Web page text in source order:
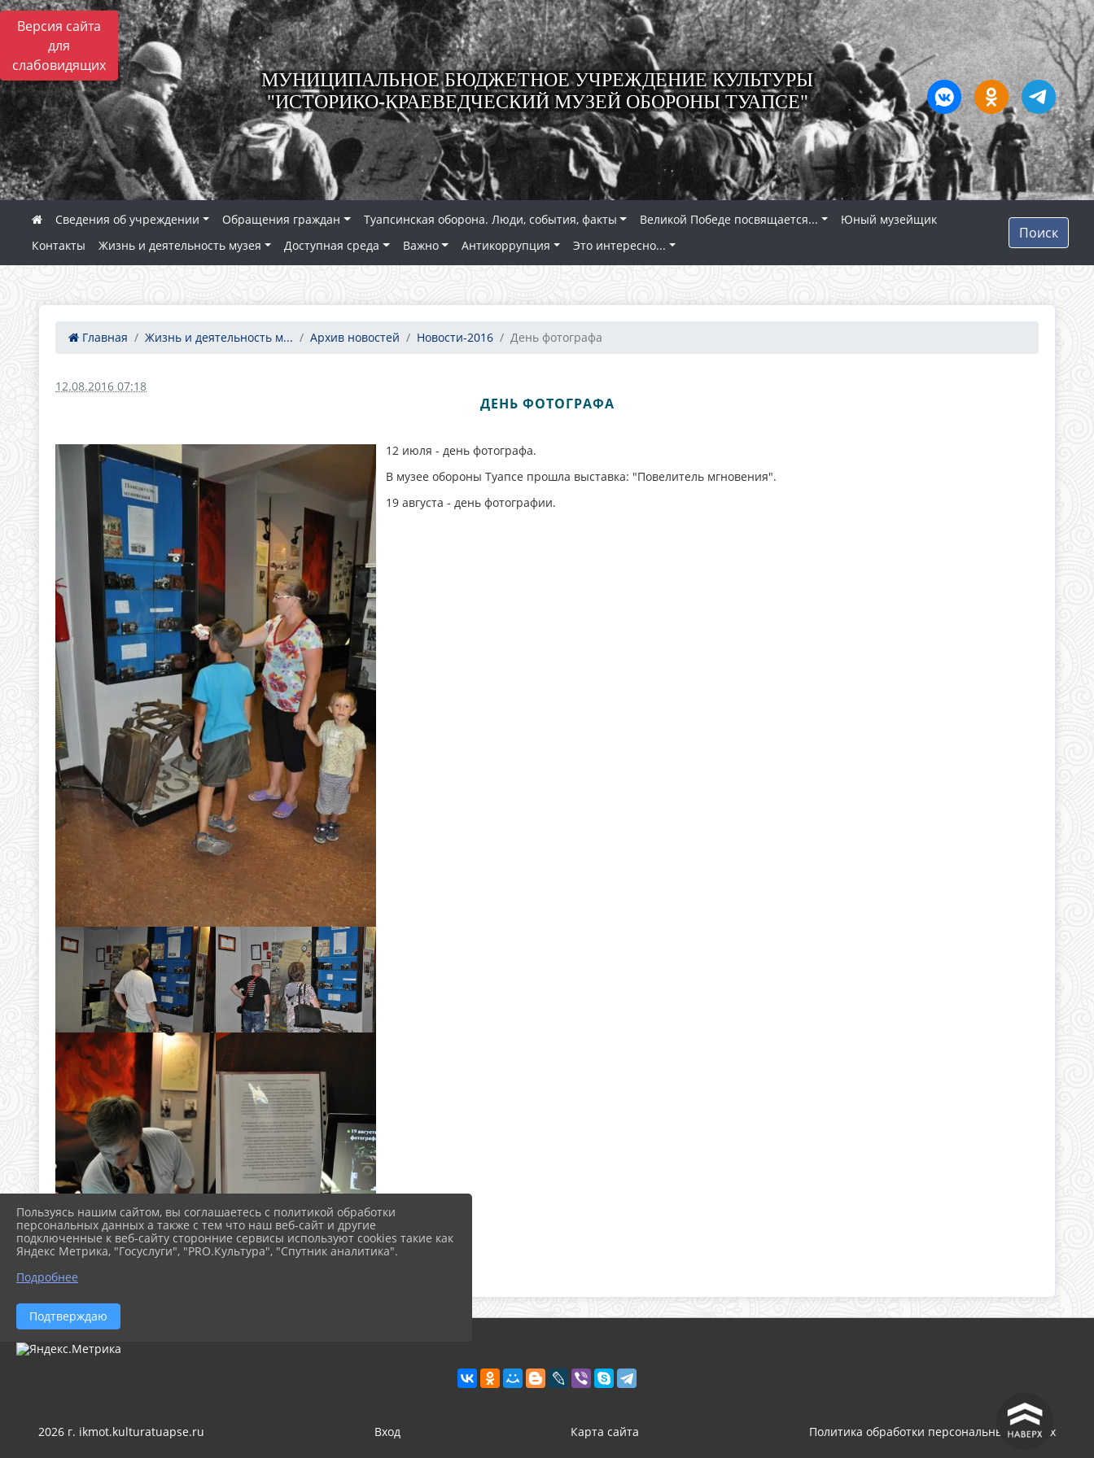
Версия сайта
для
слабовидящих
МУНИЦИПАЛЬНОЕ БЮДЖЕТНОЕ УЧРЕЖДЕНИЕ КУЛЬТУРЫ
"ИСТОРИКО-КРАЕВЕДЧЕСКИЙ МУЗЕЙ ОБОРОНЫ ТУАПСЕ"
Сведения об учреждении Обращения граждан Туапсинская оборона. Люди, события, факты Великой Победе посвящается...
Юный музейщик
Контакты
Жизнь и деятельность музея Доступная среда Важно Антикоррупция Это интересно...
Поиск
Главная Жизнь и деятельность м... Архив новостей Новости-2016 День фотографа
12.08.2016 07:18
ДЕНЬ ФОТОГРАФА
12 июля - день фотографа.
В музее обороны Туапсе прошла выставка: "Повелитель мгновения".
19 августа - день фотографии.
^
2026 г. ikmot.kulturatuapse.ru Вход Карта сайта Политика обработки персональных данных
Пользуясь нашим сайтом, вы соглашаетесь с политикой обработки
персональных данных а также с тем что наш веб-сайт и другие
подключенные к веб-сайту сторонние сервисы используют cookies такие как
Яндекс Метрика, "Госуслуги", "PRO.Культура", "Спутник аналитика".
Подробнее
Подтверждаю